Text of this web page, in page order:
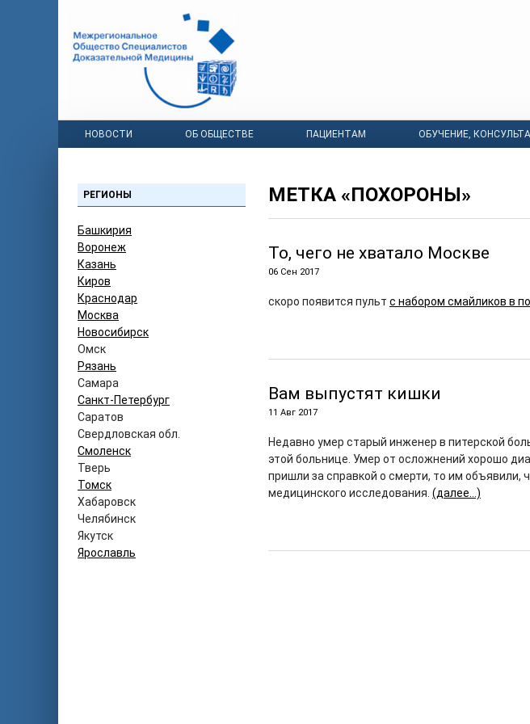
НОВОСТИ ОБ ОБЩЕСТВЕ ПАЦИЕНТАМ ОБУЧЕНИЕ,
РЕГИОНЫ
Башкирия
Воронеж
Казань
Киров
Краснодар
Москва
Новосибирск
Омск
Рязань
Самара
Санкт-Петербург
Саратов
Свердловская обл.
Смоленск
Тверь
Томск
Хабаровск
Челябинск
Якутск
Ярославль
МЕТКА «ПОХОРОНЫ»
То, чего не хватало Москве
06 Сен 2017
скоро появится пульт с набором смайликов в
Вам выпустят кишки
11 Авг 2017
Недавно умер старый инженер в питерской
этой больнице. Умер от осложнений хорошо
пришли за справкой о смерти, то им объявили,
медицинского исследования. (далее…)